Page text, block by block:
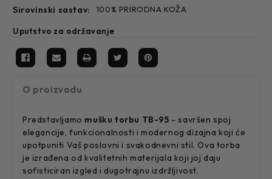
sirovinski sastav: 100% PRIRODNA KOŽA
Uputstvo za održavanje
O proizvodu
Predstavljamo mušku torbu TB-95 - savršen spoj
elegancije, funkcionalnosti i modernog dizajna koji će
upotpuniti Vaš poslovni i svakodnevni stil. Ova torba
je izrađena od kvalitetnih materijala koji joj daju
sofisticiran izgled i dugotrajnu izdržljivost.